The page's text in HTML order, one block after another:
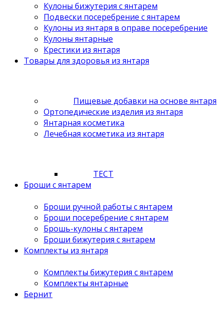
Кулоны бижутерия с янтарем
Подвески посеребрение с янтарем
Кулоны из янтаря в оправе посеребрение
Кулоны янтарные
Крестики из янтаря
Товары для здоровья из янтаря
Пищевые добавки на основе янтаря
Ортопедические изделия из янтаря
Янтарная косметика
Лечебная косметика из янтаря
ТЕСТ
Броши с янтарем
Броши ручной работы с янтарем
Броши посеребрение с янтарем
Брошь-кулоны с янтарем
Броши бижутерия с янтарем
Комплекты из янтаря
Комплекты бижутерия с янтарем
Комплекты янтарные
Бернит